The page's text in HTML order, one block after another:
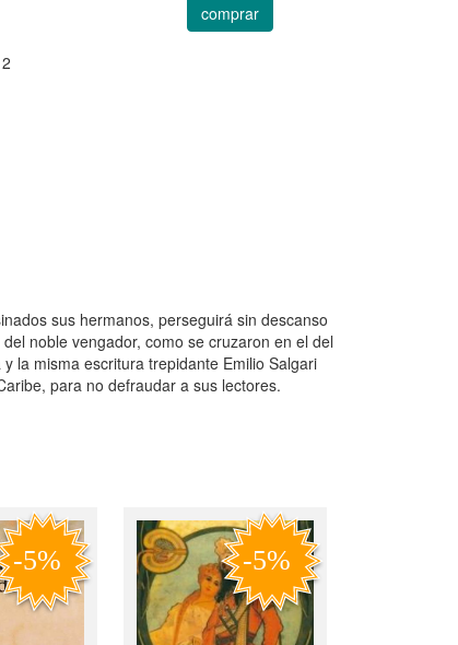
comprar
sus hermanos, perseguirá sin descanso
noble vengador, como se cruzaron en el del
la misma escritura trepidante Emilio Salgari
para no defraudar a sus lectores.